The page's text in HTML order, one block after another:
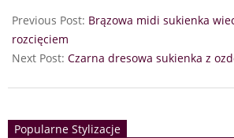
Previous Post: Brązowa midi sukienka
rozcięciem
Next Post: Czarna dresowa sukienka z
Popularne Stylizacje